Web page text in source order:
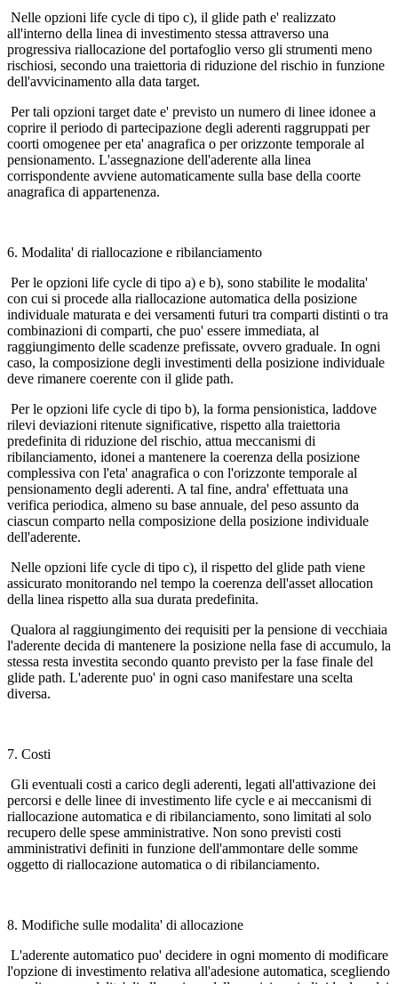
Nelle opzioni life cycle di tipo c), il glide path e' realizzato
all'interno della linea di investimento stessa attraverso una
progressiva riallocazione del portafoglio verso gli strumenti meno
rischiosi, secondo una traiettoria di riduzione del rischio in funzione
dell'avvicinamento alla data target.
Per tali opzioni target date e' previsto un numero di linee idonee a
coprire il periodo di partecipazione degli aderenti raggruppati per
coorti omogenee per eta' anagrafica o per orizzonte temporale al
pensionamento. L'assegnazione dell'aderente alla linea
corrispondente avviene automaticamente sulla base della coorte
anagrafica di appartenenza.
6. Modalita' di riallocazione e ribilanciamento
Per le opzioni life cycle di tipo a) e b), sono stabilite le modalita'
con cui si procede alla riallocazione automatica della posizione
individuale maturata e dei versamenti futuri tra comparti distinti o tra
combinazioni di comparti, che puo' essere immediata, al
raggiungimento delle scadenze prefissate, ovvero graduale. In ogni
caso, la composizione degli investimenti della posizione individuale
deve rimanere coerente con il glide path.
Per le opzioni life cycle di tipo b), la forma pensionistica, laddove
rilevi deviazioni ritenute significative, rispetto alla traiettoria
predefinita di riduzione del rischio, attua meccanismi di
ribilanciamento, idonei a mantenere la coerenza della posizione
complessiva con l'eta' anagrafica o con l'orizzonte temporale al
pensionamento degli aderenti. A tal fine, andra' effettuata una
verifica periodica, almeno su base annuale, del peso assunto da
ciascun comparto nella composizione della posizione individuale
dell'aderente.
Nelle opzioni life cycle di tipo c), il rispetto del glide path viene
assicurato monitorando nel tempo la coerenza dell'asset allocation
della linea rispetto alla sua durata predefinita.
Qualora al raggiungimento dei requisiti per la pensione di vecchiaia
l'aderente decida di mantenere la posizione nella fase di accumulo, la
stessa resta investita secondo quanto previsto per la fase finale del
glide path. L'aderente puo' in ogni caso manifestare una scelta
diversa.
7. Costi
Gli eventuali costi a carico degli aderenti, legati all'attivazione dei
percorsi e delle linee di investimento life cycle e ai meccanismi di
riallocazione automatica e di ribilanciamento, sono limitati al solo
recupero delle spese amministrative. Non sono previsti costi
amministrativi definiti in funzione dell'ammontare delle somme
oggetto di riallocazione automatica o di ribilanciamento.
8. Modifiche sulle modalita' di allocazione
L'aderente automatico puo' decidere in ogni momento di modificare
l'opzione di investimento relativa all'adesione automatica, scegliendo